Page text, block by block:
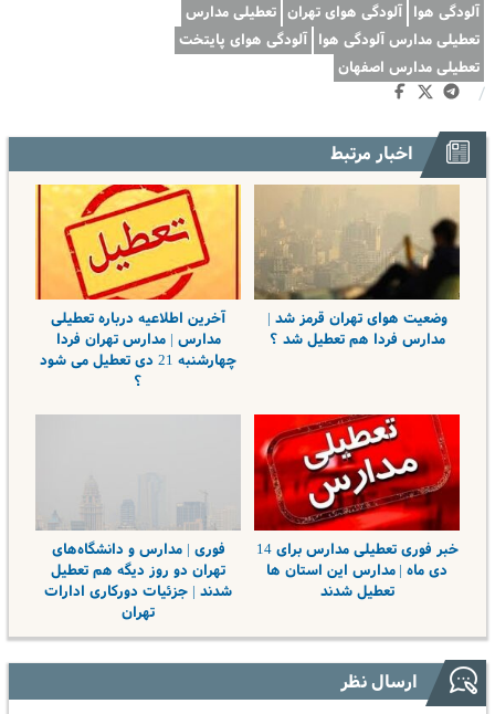
آلودگی هوا آلودگی هوای تهران تعطیلی مدارس
تعطیلی مدارس آلودگی هوا آلودگی هوای پایتخت
تعطیلی مدارس اصفهان
/
اخبار مرتبط
وضعیت هوای تهران قرمز شد |
مدارس فردا هم تعطیل شد ؟
آخرین اطلاعیه درباره تعطیلی
مدارس | مدارس تهران فردا
چهارشنبه 21 دی تعطیل می شود
؟
خبر فوری تعطیلی مدارس برای 14
دی ماه | مدارس این استان ها
تعطیل شدند
فوری | مدارس و دانشگاه‌های
تهران دو روز دیگه هم تعطیل
شدند | جزئیات دورکاری ادارات
تهران
ارسال نظر